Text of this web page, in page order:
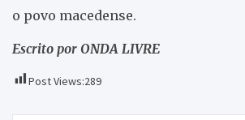
o povo macedense.
Escrito por ONDA LIVRE
Post Views:289